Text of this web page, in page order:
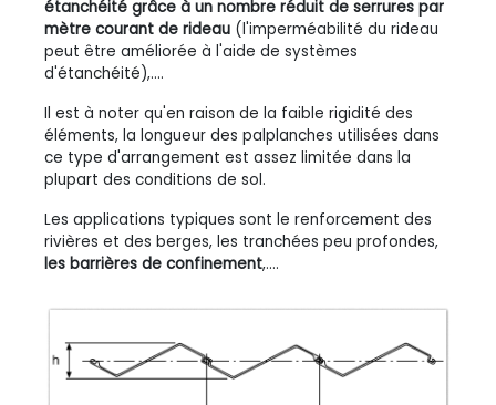
étanchéité grâce à un nombre réduit de serrures par
mètre courant de rideau (l'imperméabilité du rideau
peut être améliorée à l'aide de systèmes
d'étanchéité),....
Il est à noter qu'en raison de la faible rigidité des
éléments, la longueur des palplanches utilisées dans
ce type d'arrangement est assez limitée dans la
plupart des conditions de sol.
Les applications typiques sont le renforcement des
rivières et des berges, les tranchées peu profondes,
les barrières de confinement,....